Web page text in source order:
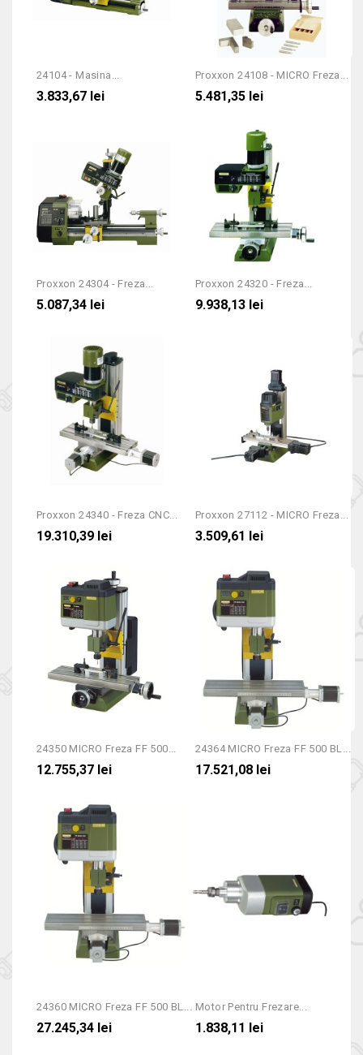
24104 - Masina...
3.833,67 lei
Proxxon 24108 - MICRO Freza...
5.481,35 lei
Proxxon 24304 - Freza...
5.087,34 lei
Proxxon 24320 - Freza...
9.938,13 lei
Proxxon 24340 - Freza CNC...
19.310,39 lei
Proxxon 27112 - MICRO Freza...
3.509,61 lei
24350 MICRO Freza FF 500...
12.755,37 lei
24364 MICRO Freza FF 500 BL...
17.521,08 lei
24360 MICRO Freza FF 500 BL...
27.245,34 lei
Motor Pentru Frezare...
1.838,11 lei